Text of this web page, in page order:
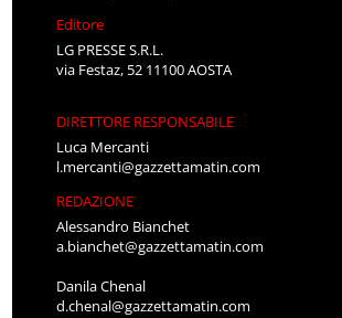
Editore
LG PRESSE S.R.L.
via Festaz, 52 11100 AOSTA
DIRETTORE RESPONSABILE
Luca Mercanti
l.mercanti@gazzettamatin.com
REDAZIONE
Alessandro Bianchet
a.bianchet@gazzettamatin.com
Danila Chenal
d.chenal@gazzettamatin.com